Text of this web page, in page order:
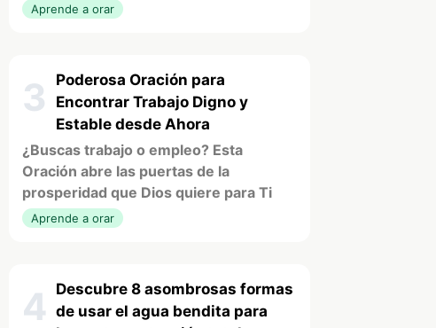
Aprende a orar
3
Poderosa Oración para
Encontrar Trabajo Digno y
Estable desde Ahora
¿Buscas trabajo o empleo? Esta
Oración abre las puertas de la
prosperidad que Dios quiere para Ti
Aprende a orar
4
Descubre 8 asombrosas formas
de usar el agua bendita para